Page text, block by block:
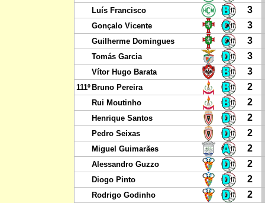
Luís Francisco 3
Gonçalo Vicente 3
Guilherme Domingues 3
Tomás Garcia 3
Vítor Hugo Barata 3
111º Bruno Pereira 2
Rui Moutinho 2
Henrique Santos 2
Pedro Seixas 2
Miguel Guimarães 2
Alessandro Guzzo 2
Diogo Pinto 2
Rodrigo Godinho 2